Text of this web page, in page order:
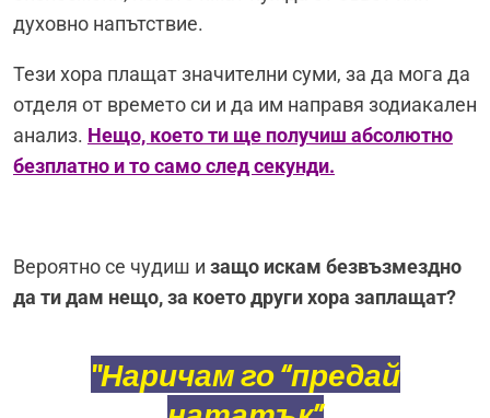
духовно напътствие.
Тези хора плащат значителни суми, за да мога да
отделя от времето си и да им направя зодиакален
анализ. Нещо, което ти ще получиш абсолютно
безплатно и то само след секунди.
Вероятно се чудиш и защо искам безвъзмездно
да ти дам нещо, за което други хора заплащат?
"Наричам го “предай